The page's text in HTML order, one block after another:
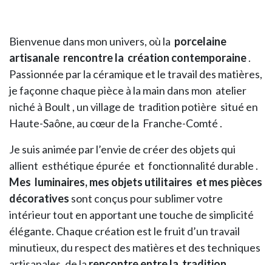
Bienvenue dans mon univers, où la porcelaine
artisanale rencontre la création contemporaine.
Passionnée par la céramique et le travail des matières,
je façonne chaque pièce à la main dans mon atelier
niché à Boult , un village de tradition potière situé en
Haute-Saône, au cœur de la Franche-Comté .
Je suis animée par l’envie de créer des objets qui
allient esthétique épurée et fonctionnalité durable .
Mes luminaires, mes objets utilitaires et mes pièces
décoratives sont conçus pour sublimer votre
intérieur tout en apportant une touche de simplicité
élégante. Chaque création est le fruit d’un travail
minutieux, du respect des matières et des techniques